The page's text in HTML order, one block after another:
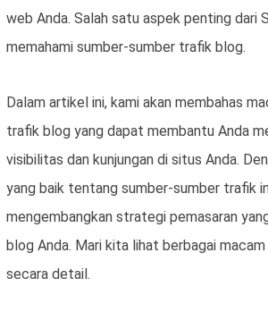
web Anda. Salah satu aspek penting dari
memahami sumber-sumber trafik blog.
Dalam artikel ini, kami akan membahas
trafik blog yang dapat membantu Anda
visibilitas dan kunjungan di situs Anda.
yang baik tentang sumber-sumber trafik
mengembangkan strategi pemasaran
blog Anda. Mari kita lihat berbagai
secara detail.